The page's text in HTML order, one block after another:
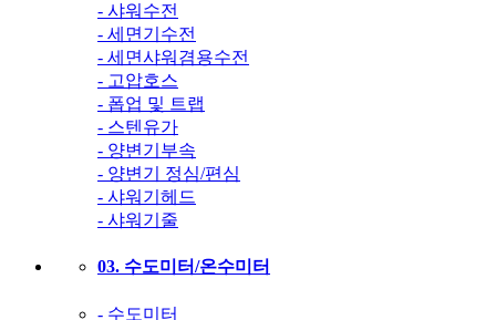
- 샤워수전
- 세면기수전
- 세면샤워겸용수전
- 고압호스
- 폽업 및 트랩
- 스텐유가
- 양변기부속
- 양변기 정심/편심
- 샤워기헤드
- 샤워기줄
03. 수도미터/온수미터
- 수도미터